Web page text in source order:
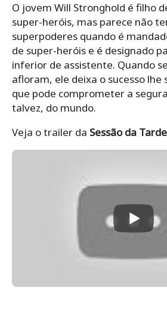
O jovem Will Stronghold é filho
super-heróis, mas parece não
superpoderes quando é
de super-heróis e é designado
inferior de assistente. Quando
afloram, ele deixa o sucesso lhe
que pode comprometer a
talvez, do mundo.
Veja o trailer da Sessão da